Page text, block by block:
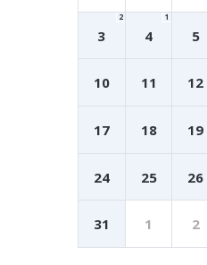
3
2
4
1
5
10 11 12
17 18 19
24 25 26
31 1 2